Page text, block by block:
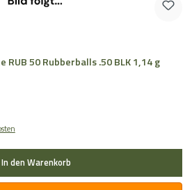
RUB 50 Rubberballs .50 BLK 1,14 g
In den Warenkorb